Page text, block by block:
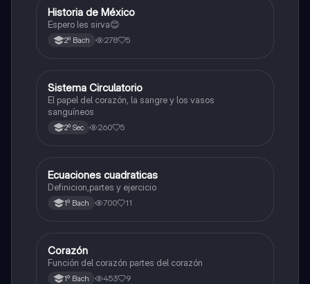
Otros
Historia de México
Espero les sirva😊
2º Bach 278 5
Otros
Sistema Circulatorio
El papel del corazón, la sangre y los vasos
sanguíneos
2º Sec 260 5
Física
Ecuaciones cuadraticas
Definicion,partes y ejercicio
1º Bach 700 11
Otros
Corazón
Función del corazón partes del corazón
1º Bach 453 9